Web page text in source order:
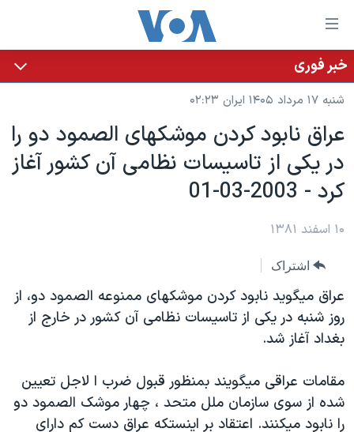
لینکهای
قابل
دسترسی
جهش
محتوای
اصلی
جهش
صفحه
جهش
جستجو
خانه
نسخه سبک وب‌سایت
موضوع ها
ایران
آمریکا
جهان
ویژه برنامه‌ها
ویدیوها
حقوق شهروندی
اقتصادی
برنامه های تلویزیونی
جدول برنامه ها
صفحه‌های ویژه
۲۵۰سالگی آمریکا
بایگانی برنامه‌های تلویزیونی
انتخابات ریاست جمهوری آمریکا ۲۰۲۴
حمله جمهوری اسلامی به اسرائیل
فرکانس‌های صدای آمریکا
پخش رادیویی
یادگیری زبان انگلیسی
خبر فوری
شنبه ۱۷ مرداد ۱۴۰۵ ایران ۰۲:۲۳
عراق نابود کردن موشکهای الصمود دو را
در يکی از تاسيسات نظامی آن کشور آغاز
کرد - 2003-03-01
۱۰ اسفند ۱۳۸۱
اشتراک
عراق ميگويد نابود کردن موشکهای ممنوعه الصمود دو، از
روز شنبه در يکی از تاسيسات نظامی آن کشور در خارج از
بغداد آغاز شد.
مقامات عراقی ميگويند بمنظور قبول ضرب ا لاجل تعيين
شده از سوی سازمان ملل متحد ، چهار موشک الصمود دو
را نابود ميکنند. اعتقاد بر اينستکه عراق دست کم دارای